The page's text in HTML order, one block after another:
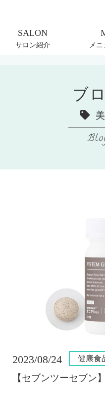
サロン紹介 メ
ブ
2023/08/24 健康食
【セブンツーセブン